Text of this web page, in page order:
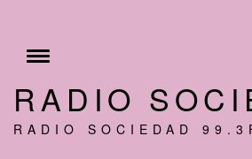
contenido
Cambiar
RADIO
RADIO SOCIEDAD